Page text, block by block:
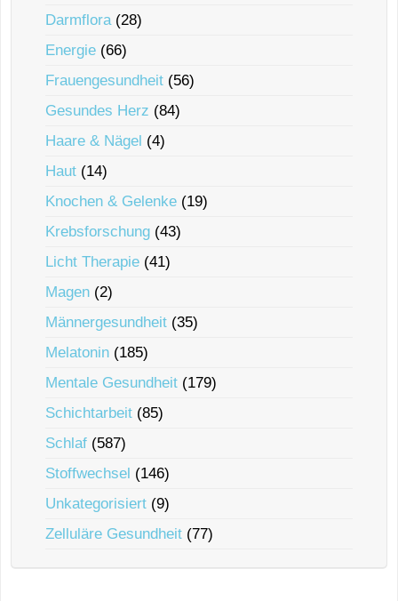
Darmflora(28)
Energie (66)
Frauengesundheit (56)
Gesundes Herz (84)
Haare & Nägel (4)
Haut (14)
Knochen & Gelenke (19)
Krebsforschung (43)
Licht Therapie (41)
Magen (2)
Männergesundheit (35)
Melatonin (185)
Mentale Gesundheit (179)
Schichtarbeit (85)
Schlaf (587)
Stoffwechsel (146)
Unkategorisiert (9)
Zelluläre Gesundheit (77)